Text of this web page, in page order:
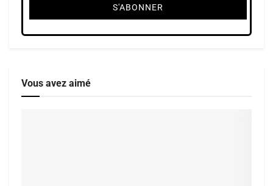
Vous avez aimé